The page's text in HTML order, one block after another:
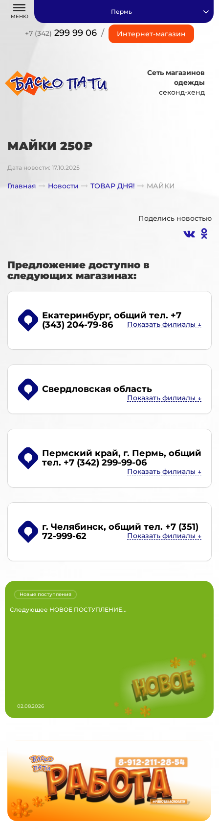
МЕНЮ
+7 (342) 299 99 06 / Интернет-магазин
Пермь
Сеть магазинов
одежды
секонд-хенд
МАЙКИ 250₽
Дата новости: 17.10.2025
Главная Новости ТОВАР ДНЯ! МАЙКИ
Поделись новостью
Предложение доступно в
следующих магазинах:
Екатеринбург, общий тел. +7
(343) 204-79-86
Свердловская область
Пермский край, г. Пермь, общий
тел. +7 (342) 299-99-06
г. Челябинск, общий тел. +7 (351)
72-999-62
Следующее НОВОЕ ПОСТУПЛЕНИЕ...
Новые поступления
02.08.2026